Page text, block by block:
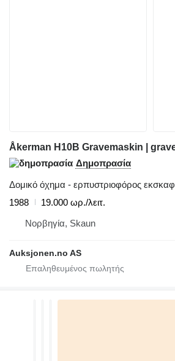
Åkerman H10B Gravemaskin |
Δημοπρασία
Δομικό όχημα - ερπυστριοφόρος
1988
19.000 ωρ./λειτ.
Νορβηγία, Skaun
Auksjonen.no AS